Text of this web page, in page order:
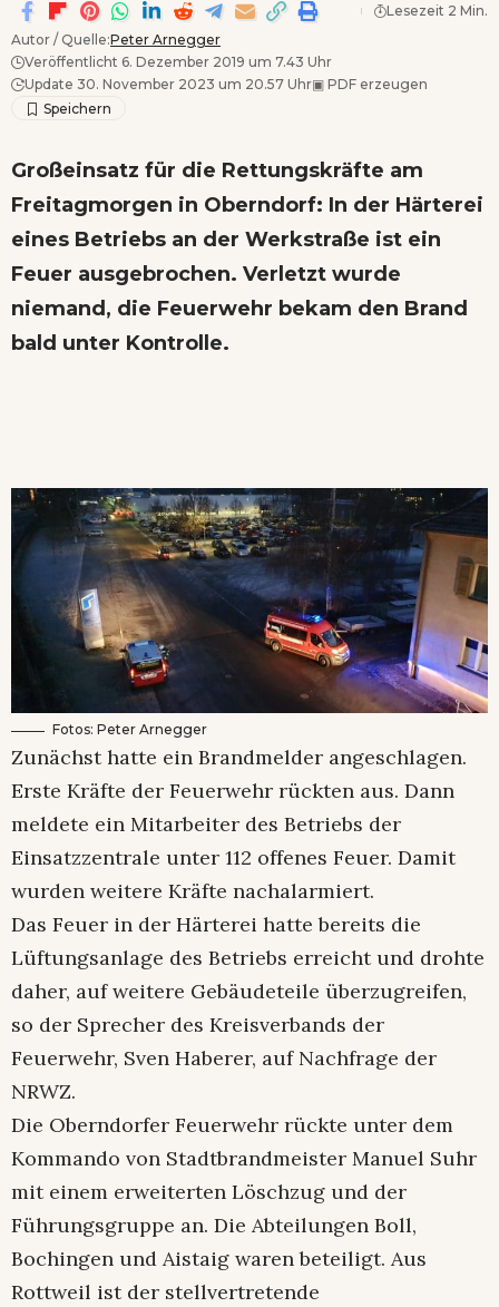
Autor / Quelle:Peter Arnegger
Veröffentlicht 6. Dezember 2019 um 7.43 Uhr
Update 30. November 2023 um 20.57 Uhr▣ PDF erzeugen
Lesezeit 2 Min.
Großeinsatz für die Rettungskräfte am
Freitagmorgen in Oberndorf: In der Härterei
eines Betriebs an der Werkstraße ist ein
Feuer ausgebrochen. Verletzt wurde
niemand, die Feuerwehr bekam den Brand
bald unter Kontrolle.
Fotos: Peter Arnegger
Zunächst hatte ein Brandmelder angeschlagen.
Erste Kräfte der Feuerwehr rückten aus. Dann
meldete ein Mitarbeiter des Betriebs der
Einsatzzentrale unter 112 offenes Feuer. Damit
wurden weitere Kräfte nachalarmiert.
Das Feuer in der Härterei hatte bereits die
Lüftungsanlage des Betriebs erreicht und drohte
daher, auf weitere Gebäudeteile überzugreifen,
so der Sprecher des Kreisverbands der
Feuerwehr, Sven Haberer, auf Nachfrage der
NRWZ.
Die Oberndorfer Feuerwehr rückte unter dem
Kommando von Stadtbrandmeister Manuel Suhr
mit einem erweiterten Löschzug und der
Führungsgruppe an. Die Abteilungen Boll,
Bochingen und Aistaig waren beteiligt. Aus
Rottweil ist der stellvertretende